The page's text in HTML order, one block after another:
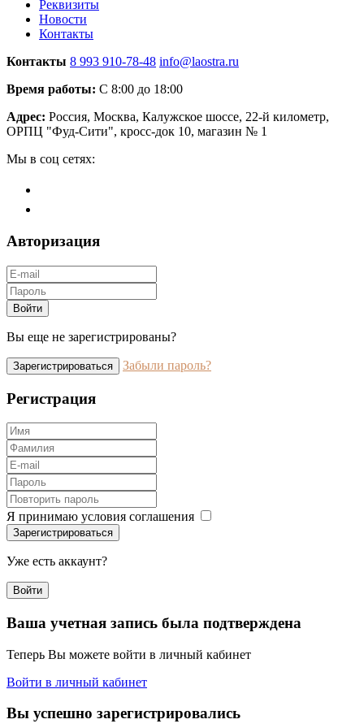
Реквизиты
Новости
Контакты
Контакты 8 993 910-78-48 info@laostra.ru
Время работы: С 8:00 до 18:00
Адрес: Россия, Москва, Калужское шоссе, 22-й километр,
ОРПЦ "Фуд-Сити", кросс-док 10, магазин № 1
Мы в соц сетях:
Авторизация
Войти
Вы еще не зарегистрированы?
Зарегистрироваться Забыли пароль?
Регистрация
Я принимаю условия соглашения
Зарегистрироваться
Уже есть аккаунт?
Войти
Ваша учетная запись была подтверждена
Теперь Вы можете войти в личный кабинет
Войти в личный кабинет
Вы успешно зарегистрировались